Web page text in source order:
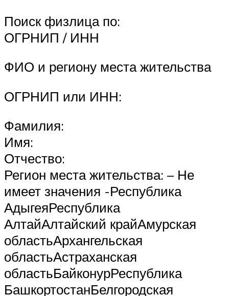
Поиск физлица по:
ОГРНИП / ИНН
ФИО и региону места жительства
ОГРНИП или ИНН:
Фамилия:
Имя:
Отчество:
Регион места жительства: – Не
имеет значения -Республика
АдыгеяРеспублика
АлтайАлтайский крайАмурская
областьАрхангельская
областьАстраханская
областьБайконурРеспублика
БашкортостанБелгородская